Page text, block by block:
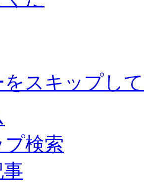
をスキップし
プ検索